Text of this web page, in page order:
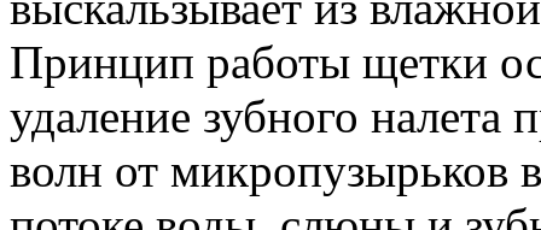
Принцип работы щетки
удаление зубного налета
волн от микропузырьков